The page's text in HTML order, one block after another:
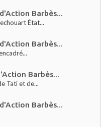
Barbès...
État...
Barbès...
Barbès...
Tati et de...
Barbès...